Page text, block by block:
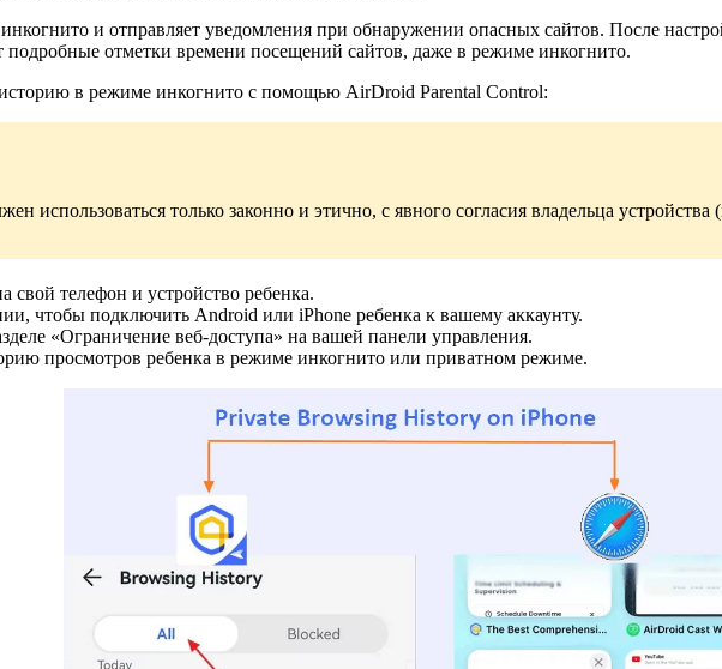
и отправляет уведомления при обнаружении опасных сайтов. После
подробные отметки времени посещений сайтов, даже в режиме инкогнито.
в режиме инкогнито с помощью AirDroid Parental Control:
использоваться только законно и этично, с явного согласия владельца
свой телефон и устройство ребенка.
чтобы подключить Android или iPhone ребенка к вашему аккаунту.
«Ограничение веб-доступа» на вашей панели управления.
просмотров ребенка в режиме инкогнито или приватном режиме.